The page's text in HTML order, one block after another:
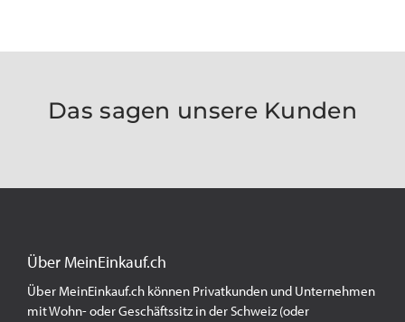
Das sagen unsere Kunden
Über MeinEinkauf.ch
Über MeinEinkauf.ch können Privatkunden und Unternehmen
mit Wohn- oder Geschäftssitz in der Schweiz (oder